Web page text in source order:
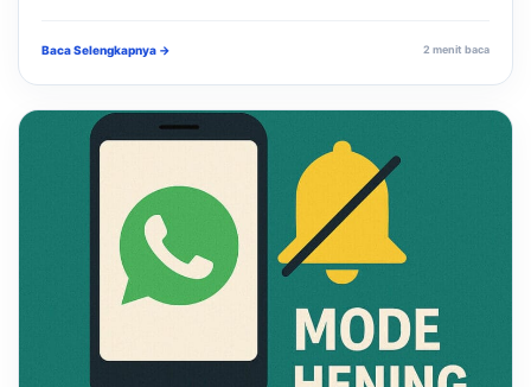
Baca Selengkapnya → 2 menit baca